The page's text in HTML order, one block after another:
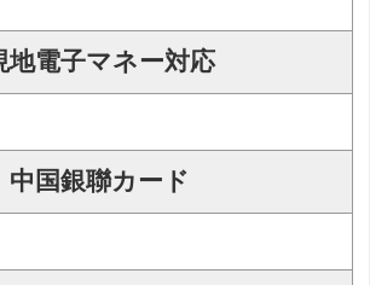
地電子マネー対応
中国銀聯カード